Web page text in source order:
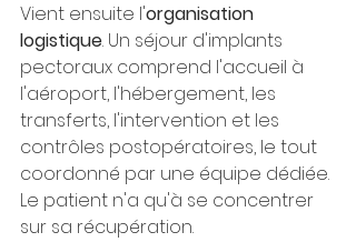
Vient ensuite l'organisation
logistique. Un séjour d'implants
pectoraux comprend l'accueil à
l'aéroport, l'hébergement, les
transferts, l'intervention et les
contrôles postopératoires, le tout
coordonné par une équipe dédiée.
Le patient n'a qu'à se concentrer
sur sa récupération.